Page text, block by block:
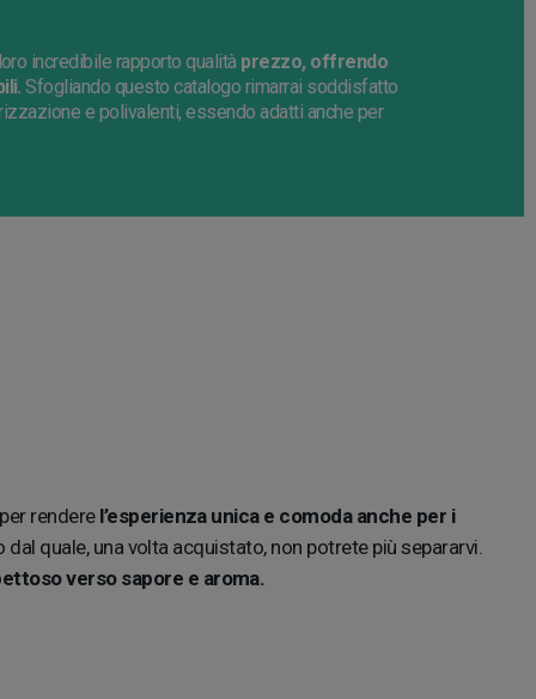
incredibile rapporto qualità prezzo, offrendo
Sfogliando questo catalogo rimarrai soddisfatto
e polivalenti, essendo adatti anche per
renderel’esperienza unica e comoda anche per i
quale, una volta acquistato, non potrete più separarvi.
verso sapore e aroma.